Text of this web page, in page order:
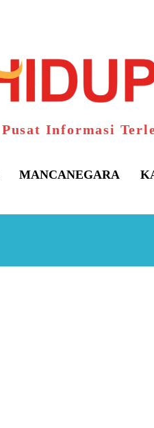
Pusat Informasi
MANCANEGARA